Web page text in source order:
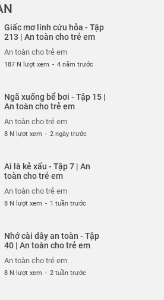
Thói quen xấu xí - Tập
An toàn cho trẻ em
em
An toàn cho trẻ em
cho trẻ em
An toàn cho trẻ em
em
An toàn cho trẻ em
Giấc mơ lính cứu hỏa - Tập
213 | An toàn cho trẻ em
An toàn cho trẻ em
187 N lượt xem - 4 năm trước
Ngã xuống bể bơi - Tập 15 |
An toàn cho trẻ em
An toàn cho trẻ em
8 N lượt xem - 2 ngày trước
Ai là kẻ xấu - Tập 7 | An
toàn cho trẻ em
An toàn cho trẻ em
8 N lượt xem - 1 tuần trước
Nhớ cài dây an toàn - Tập
40 | An toàn cho trẻ em
An toàn cho trẻ em
8 N lượt xem - 2 tuần trước